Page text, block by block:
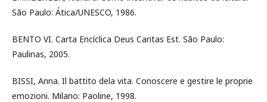
São Paulo: Ática/UNESCO, 1986.
BENTO VI. Carta Encíclica Deus Caritas Est. São Paulo:
Paulinas, 2005.
BISSI, Anna. Il battito dela vita. Conoscere e gestire le proprie
emozioni. Milano: Paoline, 1998.